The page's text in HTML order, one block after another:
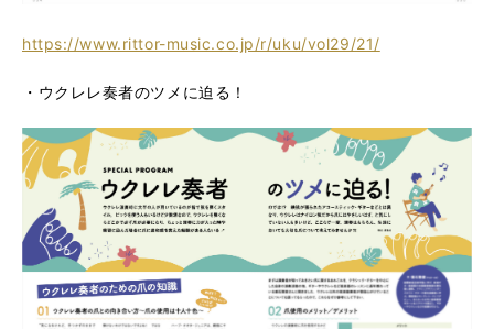
https://www.rittor-music.co.jp/r/uku/vol29/21/
・ウクレレ奏者のツメに迫る！